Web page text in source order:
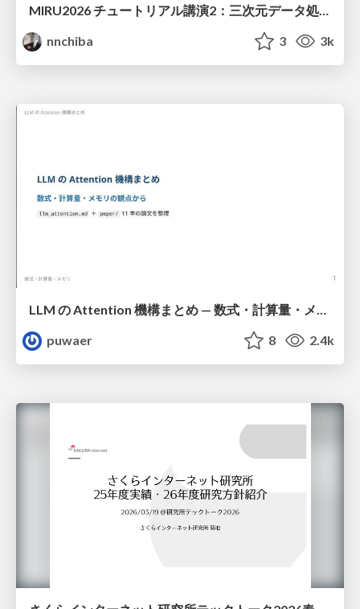
nnchiba
3 3k
LLM の Attention 機構まとめ — 数式・計算量・メモリ
puwaer
8 2.4k